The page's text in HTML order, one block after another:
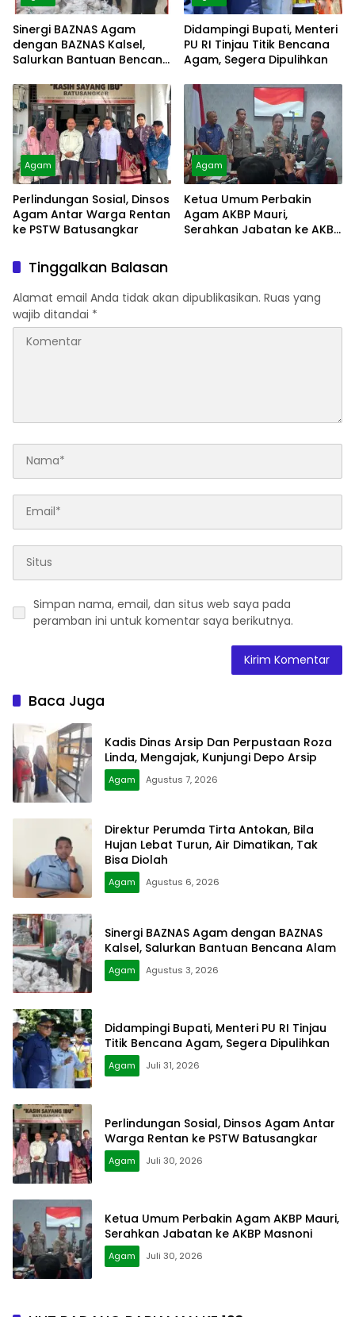
Sinergi BAZNAS Agam
dengan BAZNAS Kalsel,
Salurkan Bantuan Bencana
Didampingi Bupati, Menteri
PU RI Tinjau Titik Bencana
Agam, Segera Dipulihkan
Agam
Perlindungan Sosial, Dinsos
Agam Antar Warga Rentan
ke PSTW Batusangkar
Agam
Ketua Umum Perbakin
Agam AKBP Mauri,
Serahkan Jabatan ke AKBP
Tinggalkan Balasan
Alamat email Anda tidak akan dipublikasikan. Ruas yang
wajib ditandai *
Simpan nama, email, dan situs web saya pada
peramban ini untuk komentar saya berikutnya.
Baca Juga
Kadis Dinas Arsip Dan Perpustaan Roza
Linda, Mengajak, Kunjungi Depo Arsip
Agam Agustus 7, 2026
Direktur Perumda Tirta Antokan, Bila
Hujan Lebat Turun, Air Dimatikan, Tak
Bisa Diolah
Agam Agustus 6, 2026
Sinergi BAZNAS Agam dengan BAZNAS
Kalsel, Salurkan Bantuan Bencana Alam
Agam Agustus 3, 2026
Didampingi Bupati, Menteri PU RI Tinjau
Titik Bencana Agam, Segera Dipulihkan
Agam Juli 31, 2026
Perlindungan Sosial, Dinsos Agam Antar
Warga Rentan ke PSTW Batusangkar
Agam Juli 30, 2026
Ketua Umum Perbakin Agam AKBP Mauri,
Serahkan Jabatan ke AKBP Masnoni
Agam Juli 30, 2026